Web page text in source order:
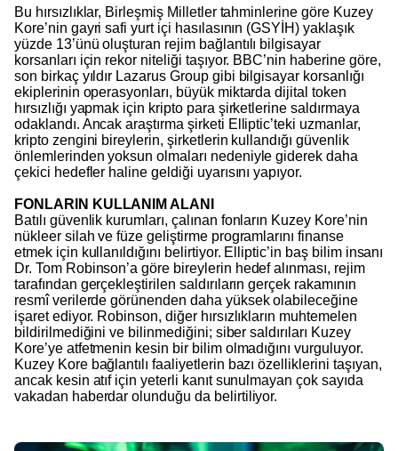
Bu hırsızlıklar, Birleşmiş Milletler tahminlerine göre Kuzey
Kore’nin gayri safi yurt içi hasılasının (GSYİH) yaklaşık
yüzde 13’ünü oluşturan rejim bağlantılı bilgisayar
korsanları için rekor niteliği taşıyor. BBC’nin haberine göre,
son birkaç yıldır Lazarus Group gibi bilgisayar korsanlığı
ekiplerinin operasyonları, büyük miktarda dijital token
hırsızlığı yapmak için kripto para şirketlerine saldırmaya
odaklandı. Ancak araştırma şirketi Elliptic’teki uzmanlar,
kripto zengini bireylerin, şirketlerin kullandığı güvenlik
önlemlerinden yoksun olmaları nedeniyle giderek daha
çekici hedefler haline geldiği uyarısını yapıyor.
FONLARIN KULLANIM ALANI
Batılı güvenlik kurumları, çalınan fonların Kuzey Kore’nin
nükleer silah ve füze geliştirme programlarını finanse
etmek için kullanıldığını belirtiyor. Elliptic’in baş bilim insanı
Dr. Tom Robinson’a göre bireylerin hedef alınması, rejim
tarafından gerçekleştirilen saldırıların gerçek rakamının
resmî verilerde görünenden daha yüksek olabileceğine
işaret ediyor. Robinson, diğer hırsızlıkların muhtemelen
bildirilmediğini ve bilinmediğini; siber saldırıları Kuzey
Kore’ye atfetmenin kesin bir bilim olmadığını vurguluyor.
Kuzey Kore bağlantılı faaliyetlerin bazı özelliklerini taşıyan,
ancak kesin atıf için yeterli kanıt sunulmayan çok sayıda
vakadan haberdar olunduğu da belirtiliyor.